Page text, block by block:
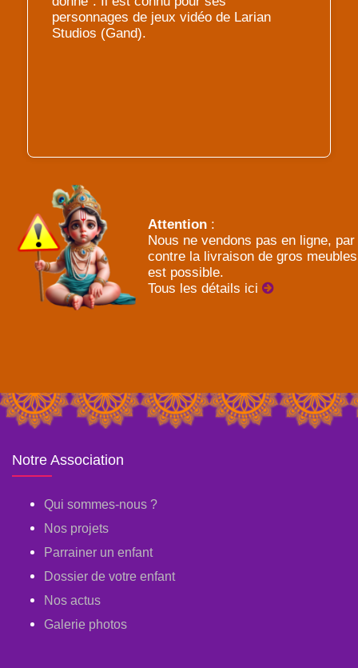
personnages de jeux vidéo de Larian
Studios (Gand).
Attention :
Nous ne vendons pas en ligne, par
contre la livraison de gros meubles
est possible.
Tous les détails ici
Notre Association
Qui sommes-nous ?
Nos projets
Parrainer un enfant
Dossier de votre enfant
Nos actus
Galerie photos